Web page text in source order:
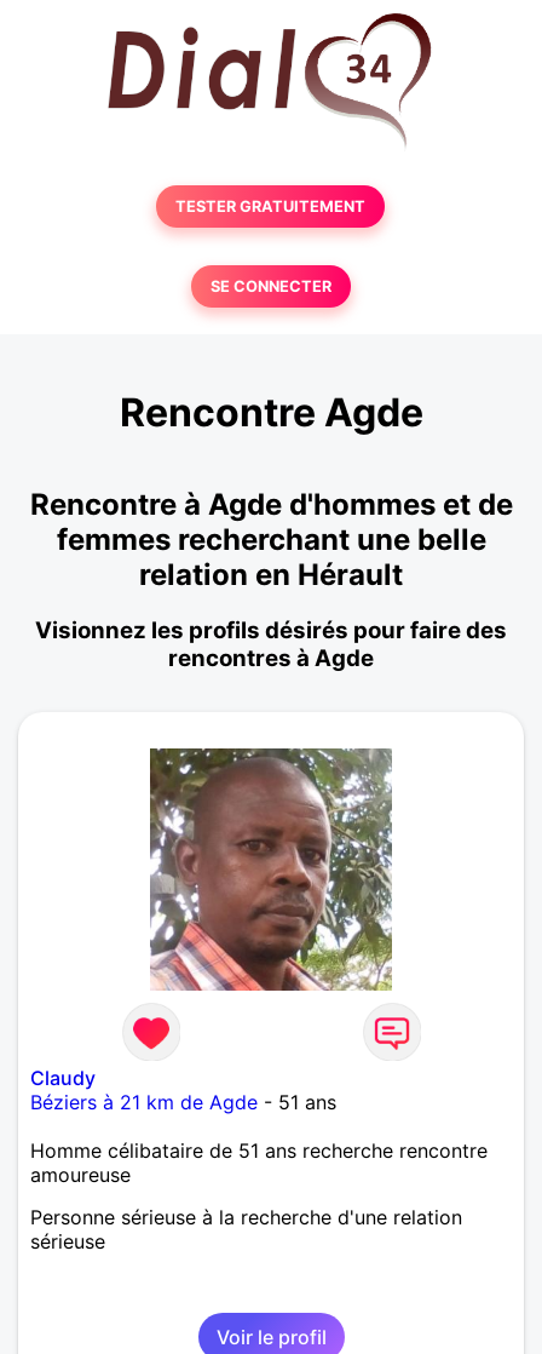
TESTER GRATUITEMENT
SE CONNECTER
Rencontre Agde
Rencontre à Agde d'hommes et de
femmes recherchant une belle
relation en Hérault
Visionnez les profils désirés pour faire des
rencontres à Agde
Claudy
Béziers à 21 km de Agde - 51 ans
Homme célibataire de 51 ans recherche rencontre
amoureuse
Personne sérieuse à la recherche d'une relation
sérieuse
Voir le profil